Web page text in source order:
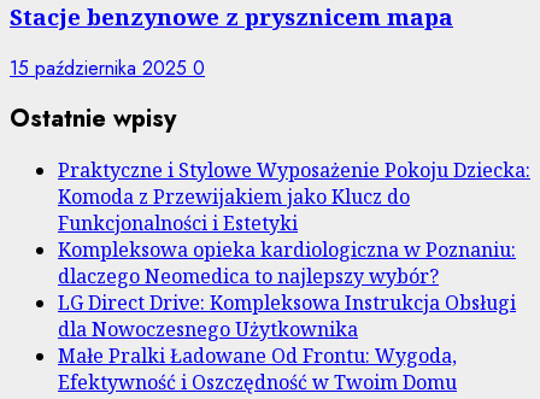
Stacje benzynowe z prysznicem mapa
15 października 2025 0
Ostatnie wpisy
Praktyczne i Stylowe Wyposażenie Pokoju Dziecka:
Komoda z Przewijakiem jako Klucz do
Funkcjonalności i Estetyki
Kompleksowa opieka kardiologiczna w Poznaniu:
dlaczego Neomedica to najlepszy wybór?
LG Direct Drive: Kompleksowa Instrukcja Obsługi
dla Nowoczesnego Użytkownika
Małe Pralki Ładowane Od Frontu: Wygoda,
Efektywność i Oszczędność w Twoim Domu